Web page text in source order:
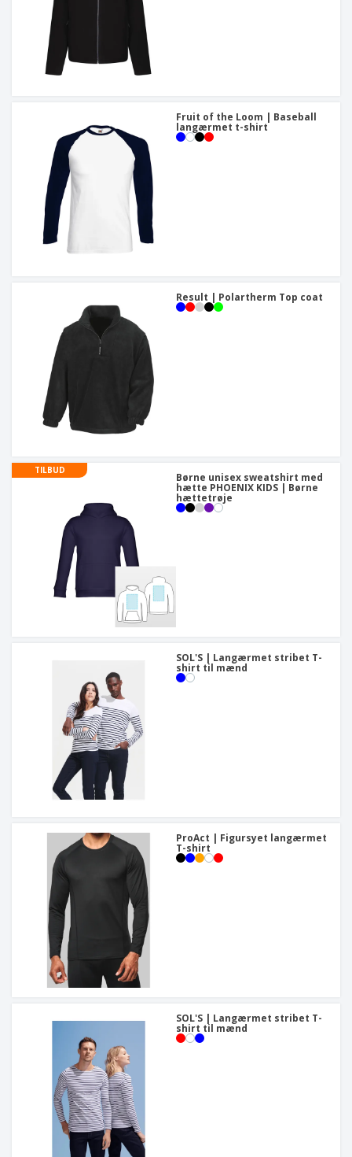
Fruit of the Loom | Baseball
langærmet t-shirt
Result | Polartherm Top coat
TILBUD
Børne unisex sweatshirt med
hætte PHOENIX KIDS | Børne
hættetrøje
SOL'S | Langærmet stribet T-
shirt til mænd
ProAct | Figursyet langærmet
T-shirt
SOL'S | Langærmet stribet T-
shirt til mænd